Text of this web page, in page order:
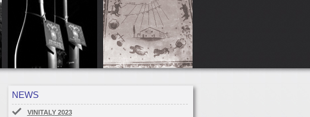
NEWS
VINITALY 2023